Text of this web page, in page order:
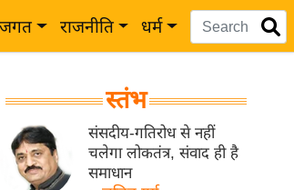
राजनीति धर्म
स्तंभ
संसदीय-गतिरोध से नहीं
चलेगा लोकतंत्र, संवाद ही है
समाधान